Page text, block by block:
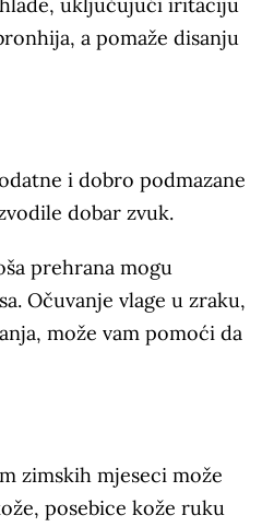
uključujući iritaciju
a pomaže disanju
i dobro podmazane
dobar zvuk.
prehrana mogu
Očuvanje vlage u zraku,
može vam pomoći da
zimskih mjeseci može
posebice kože ruku